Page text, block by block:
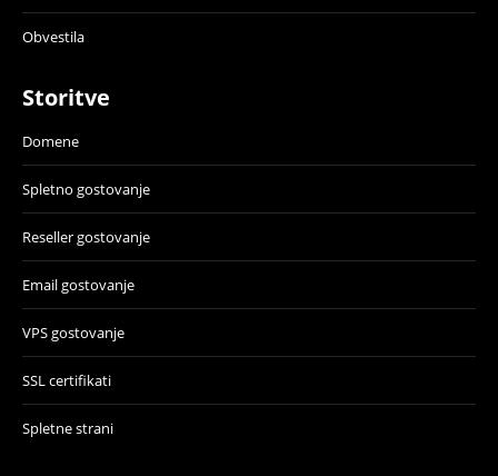
Obvestila
Storitve
Domene
Spletno gostovanje
Reseller gostovanje
Email gostovanje
VPS gostovanje
SSL certifikati
Spletne strani